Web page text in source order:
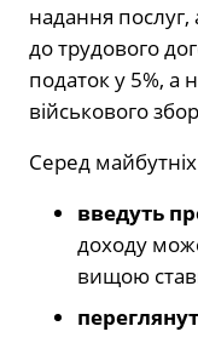
надання
до трудового
податок у 5%, а
військового
Серед
введуть
доходу
вищою